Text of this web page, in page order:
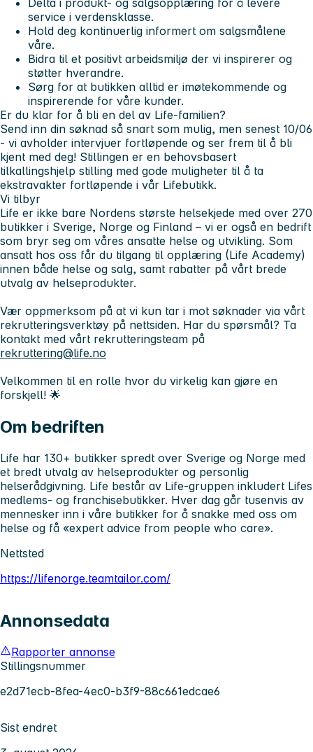
service i verdensklasse.
Hold deg kontinuerlig informert om salgsmålene
våre.
Bidra til et positivt arbeidsmiljø der vi inspirerer og
støtter hverandre.
Sørg for at butikken alltid er imøtekommende og
inspirerende for våre kunder.
Er du klar for å bli en del av Life-familien?
Send inn din søknad så snart som mulig, men senest 10/06
- vi avholder intervjuer fortløpende og ser frem til å bli
kjent med deg! Stillingen er en behovsbasert
tilkallingshjelp stilling med gode muligheter til å ta
ekstravakter fortløpende i vår Lifebutikk.
Vi tilbyr
Life er ikke bare Nordens største helsekjede med over 270
butikker i Sverige, Norge og Finland – vi er også en bedrift
som bryr seg om våres ansatte helse og utvikling. Som
ansatt hos oss får du tilgang til opplæring (Life Academy)
innen både helse og salg, samt rabatter på vårt brede
utvalg av helseprodukter.
Vær oppmerksom på at vi kun tar i mot søknader via vårt
rekrutteringsverktøy på nettsiden. Har du spørsmål? Ta
kontakt med vårt rekrutteringsteam på
rekruttering@life.no
Velkommen til en rolle hvor du virkelig kan gjøre en
forskjell! 🌟
Om bedriften
Life har 130+ butikker spredt over Sverige og Norge med
et bredt utvalg av helseprodukter og personlig
helserådgivning. Life består av Life-gruppen inkludert Lifes
medlems- og franchisebutikker. Hver dag går tusenvis av
mennesker inn i våre butikker for å snakke med oss om
helse ​​og få «expert advice from people who care».
Nettsted
https://lifenorge.teamtailor.com/
Annonsedata
Rapporter annonse
Stillingsnummer
e2d71ecb-8fea-4ec0-b3f9-88c661edcae6
Sist endret